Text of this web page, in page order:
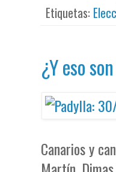
Etiquetas:
¿Y eso
Canarios y